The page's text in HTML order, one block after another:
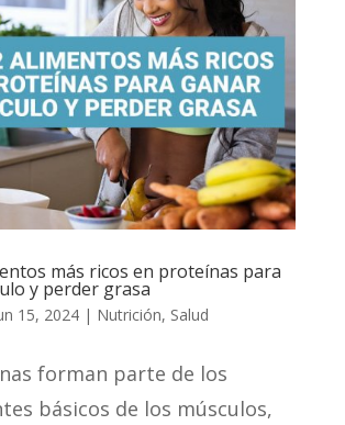
más ricos en proteínas para
y perder grasa
15, 2024| Nutrición, Salud
forman parte de los
básicos de los músculos,